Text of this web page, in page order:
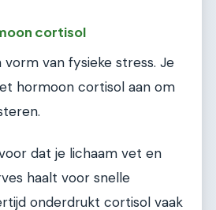
cortisol
vorm van fysieke stress. Je
hormoon cortisol aan om
dat je lichaam vet en
haalt voor snelle
onderdrukt cortisol vaak